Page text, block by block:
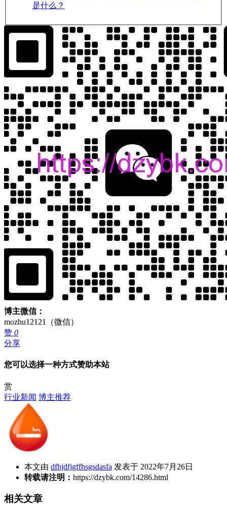
是什么？
博主微信：
mozhu12121（微信）
赞 0
分享
您可以选择一种方式赞助本站
赏
行业新闻 博主推荐
本文由 dfhjdfjgffhsgsdasfa 发表于 2022年7月26日
转载请注明： https://dzybk.com/14286.html
相关文章